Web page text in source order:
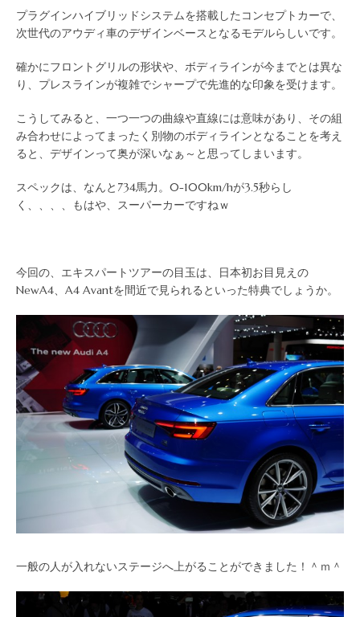
プラグインハイブリッドシステムを搭載したコンセプトカーで、
次世代のアウディ車のデザインベースとなるモデルらしいです。
確かにフロントグリルの形状や、ボディラインが今までとは異な
り、プレスラインが複雑でシャープで先進的な印象を受けます。
こうしてみると、一つ一つの曲線や直線には意味があり、その組
み合わせによってまったく別物のボディラインとなることを考え
ると、デザインって奥が深いなぁ～と思ってしまいます。
スペックは、なんと734馬力。0-100km/hが3.5秒らし
く、、、、もはや、スーパーカーですねｗ
今回の、エキスパートツアーの目玉は、日本初お目見えの
NewA4、A4 Avantを間近で見られるといった特典でしょうか。
一般の人が入れないステージへ上がることができました！＾ｍ＾